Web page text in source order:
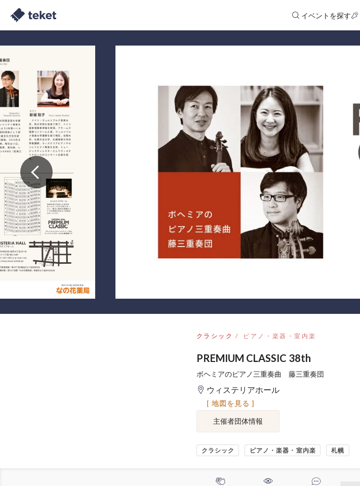
イベントを探す
クラシック ピアノ・楽器・室内楽
PREMIUM CLASSIC 38th
ボヘミアのピアノ三重奏曲 藤三重奏団
ウィステリアホール
[ 地図を見る ]
主催者団体情報
クラシック ピアノ・楽器・室内楽 札幌